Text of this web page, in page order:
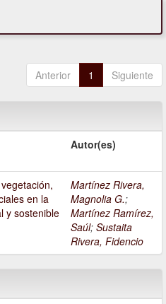
Anterior 1 Siguiente
Autor(es)
en la
y sostenible
Martínez Rivera,
Magnolia G.;
Martínez Ramírez,
Saúl; Sustaita
Rivera, Fidencio